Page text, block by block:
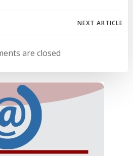
Navegación
de
entradas
NEXT ARTICLE
are closed